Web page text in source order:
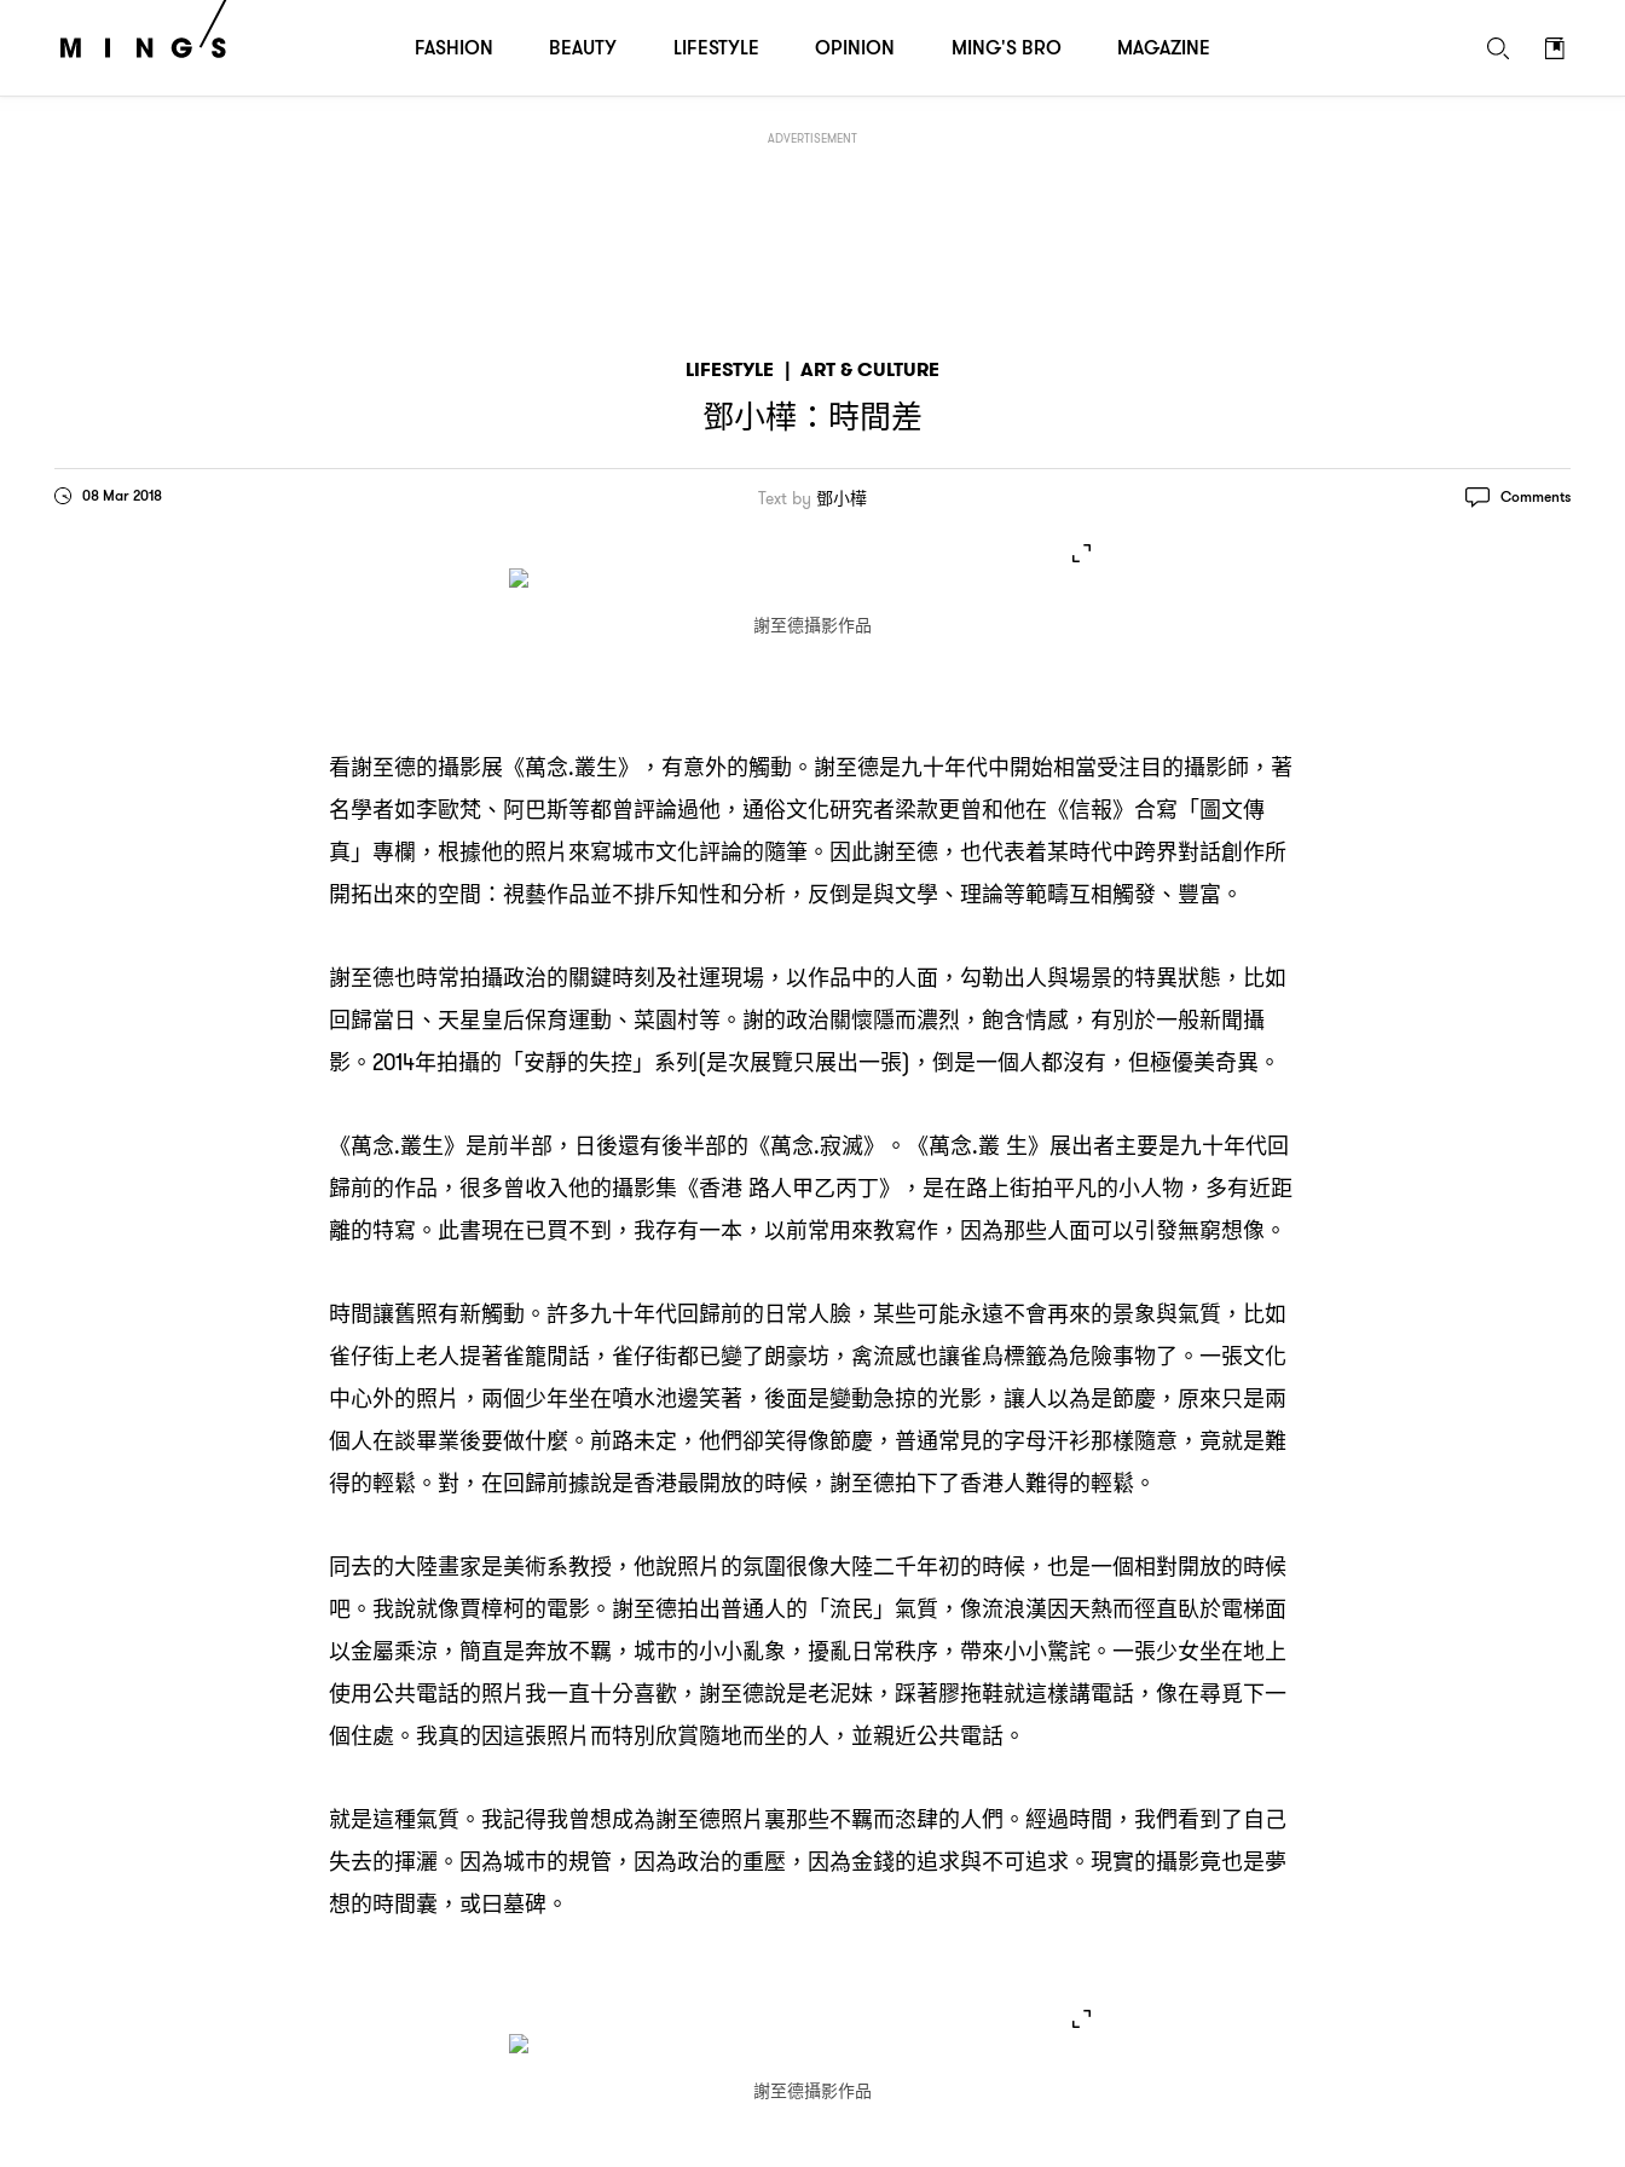
ADVERTISEMENT
LIFESTYLE | ART & CULTURE
鄧小樺 ： 時間差
08 Mar 2018 Text by 鄧小樺 Comments
謝至德攝影作品
看謝至德的攝影展《萬念.叢生》 ， 有意外的觸動。謝至德是九十年代中開始相當受注目的攝影師 ， 著
名學者如李歐梵、阿巴斯等都曾評論過他 ， 通俗文化研究者梁款更曾和他在《信報》合寫「圖文傳
真」專欄 ， 根據他的照片來寫城巿文化評論的隨筆。因此謝至德 ， 也代表着某時代中跨界對話創作所
開拓出來的空間 ： 視藝作品並不排斥知性和分析 ， 反倒是與文學、理論等範疇互相觸發、豐富。
謝至德也時常拍攝政治的關鍵時刻及社運現場 ， 以作品中的人面 ， 勾勒出人與場景的特異狀態 ， 比如
回歸當日、天星皇后保育運動、菜園村等。謝的政治關懷隱而濃烈 ， 飽含情感 ， 有別於一般新聞攝
影。 2014年拍攝的「安靜的失控」系列(是次展覽只展出一張)， 倒是一個人都沒有 ， 但極優美奇異。
《萬念.叢生》是前半部 ， 日後還有後半部的《萬念.寂滅》。《萬念.叢 生》展出者主要是九十年代回
歸前的作品 ， 很多曾收入他的攝影集《香港路人甲乙丙丁》 ， 是在路上街拍平凡的小人物 ， 多有近距
離的特寫。此書現在已買不到 ， 我存有一本 ， 以前常用來教寫作 ， 因為那些人面可以引發無窮想像。
時間讓舊照有新觸動。許多九十年代回歸前的日常人臉 ， 某些可能永遠不會再來的景象與氣質 ， 比如
雀仔街上老人提著雀籠閒話 ， 雀仔街都已變了朗豪坊 ， 禽流感也讓雀鳥標籤為危險事物了。一張文化
中心外的照片 ， 兩個少年坐在噴水池邊笑著 ， 後面是變動急掠的光影 ， 讓人以為是節慶 ， 原來只是兩
個人在談畢業後要做什麼。前路未定 ， 他們卻笑得像節慶 ， 普通常見的字母汗衫那樣隨意 ， 竟就是難
得的輕鬆。對 ， 在回歸前據說是香港最開放的時候 ， 謝至德拍下了香港人難得的輕鬆。
同去的大陸畫家是美術系教授 ， 他說照片的氛圍很像大陸二千年初的時候 ， 也是一個相對開放的時候
吧。我說就像賈樟柯的電影。謝至德拍出普通人的「流民」氣質 ， 像流浪漢因天熱而徑直臥於電梯面
以金屬乘涼 ， 簡直是奔放不羈 ， 城巿的小小亂象 ， 擾亂日常秩序 ， 帶來小小驚詫。一張少女坐在地上
使用公共電話的照片我一直十分喜歡 ， 謝至德說是老泥妹 ， 踩著膠拖鞋就這樣講電話 ， 像在尋覓下一
個住處。我真的因這張照片而特別欣賞隨地而坐的人 ， 並親近公共電話。
就是這種氣質。我記得我曾想成為謝至德照片裏那些不羈而恣肆的人們。經過時間 ， 我們看到了自己
失去的揮灑。因為城巿的規管 ， 因為政治的重壓 ， 因為金錢的追求與不可追求。現實的攝影竟也是夢
想的時間囊 ， 或曰墓碑。
謝至德攝影作品
FASHION BEAUTY LIFESTYLE OPINION MING'S BRO MAGAZINE
鄧小樺 ：時間差